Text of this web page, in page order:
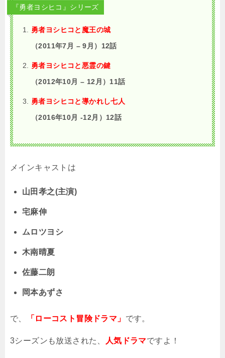
『勇者ヨシヒコ』シリーズ
勇者ヨシヒコと魔王の城
（2011年7月 – 9月）12話
勇者ヨシヒコと悪霊の鍵
（2012年10月 – 12月）11話
勇者ヨシヒコと導かれし七人
（2016年10月 -12月）12話
メインキャストは
山田孝之(主演)
宅麻伸
ムロツヨシ
木南晴夏
佐藤二朗
岡本あずさ
で、 「ローコスト冒険ドラマ」 です。
3シーズンも放送された、 人気ドラマですよ！